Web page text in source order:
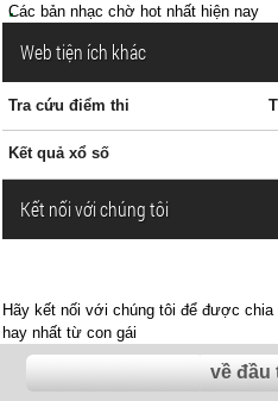
Các bản nhạc chờ hot nhất hiện nay
Web tiện ích khác
Tra cứu điểm thi
Kết quả xổ số
Kết nối với chúng tôi
Hãy kết nối với chúng tôi để được
hay nhất từ con gái
về đầu